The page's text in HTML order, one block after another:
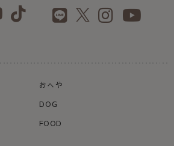
おへや
DOG
FOOD